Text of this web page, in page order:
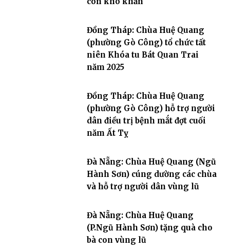
Đồng Tháp: Chùa Huệ Quang
(phường Gò Công) tổ chức tất
niên Khóa tu Bát Quan Trai
năm 2025
Đồng Tháp: Chùa Huệ Quang
(phường Gò Công) hỗ trợ người
dân điều trị bệnh mắt đợt cuối
năm Ất Tỵ
Đà Nẵng: Chùa Huệ Quang (Ngũ
Hành Sơn) cúng dường các chùa
và hỗ trợ người dân vùng lũ
Đà Nẵng: Chùa Huệ Quang
(P.Ngũ Hành Sơn) tặng quà cho
bà con vùng lũ